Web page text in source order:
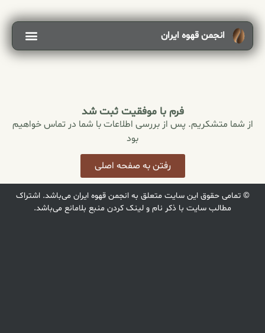
انجمن قهوه ایران
فرم با موفقیت ثبت شد
از شما متشکریم. پس از بررسی اطلاعات با شما در تماس خواهیم
بود
رفتن به صفحه اصلی
© تمامی حقوق این سایت متعلق به انجمن قهوه ایران می‌باشد. اشتراک
مطالب سایت با ذکر نام و لینک کردن منبع بلامانع می‌باشد.